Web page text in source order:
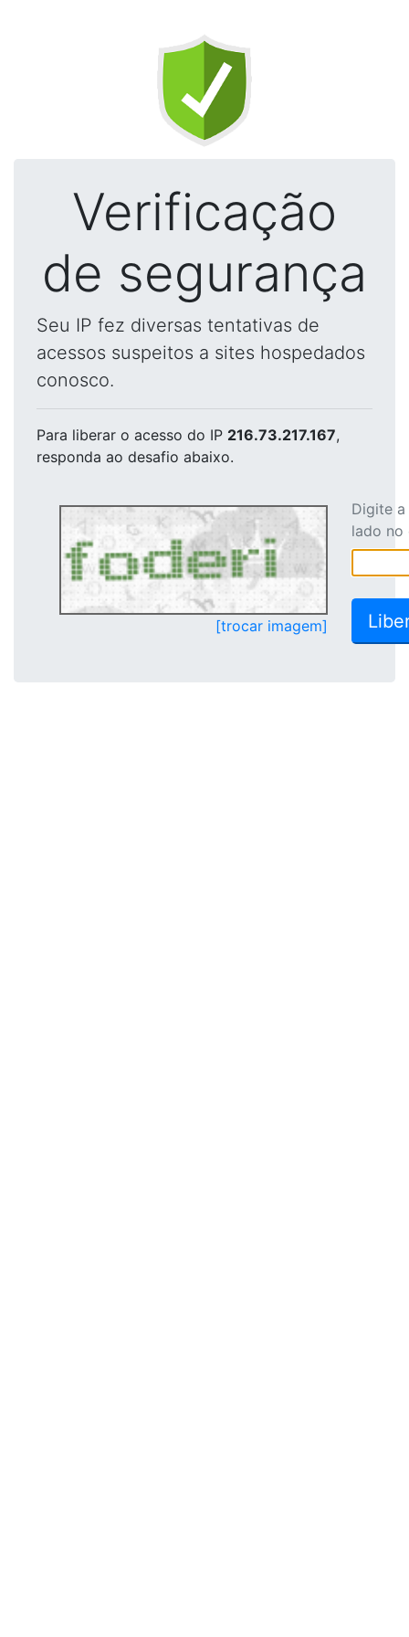
Verificação
de segurança
Seu IP fez diversas tentativas de
acessos suspeitos a sites hospedados
conosco.
Para liberar o acesso do IP 216.73.217.167,
responda ao desafio abaixo.
[trocar imagem]
Digite
lado no